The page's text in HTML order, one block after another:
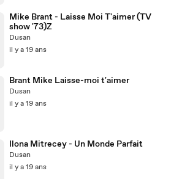
Mike Brant - Laisse Moi T'aimer (TV
show '73)Z
Dusan
il y a 19 ans
Brant Mike Laisse-moi t'aimer
Dusan
il y a 19 ans
Ilona Mitrecey - Un Monde Parfait
Dusan
il y a 19 ans